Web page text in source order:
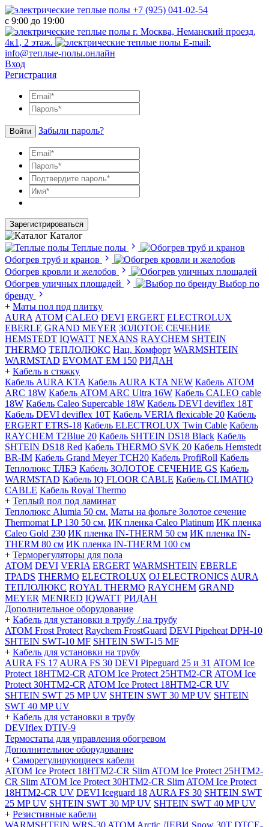
+7 (925) 041-02-54
с 9:00 до 19:00
г. Москва, Неманский проезд,
4к1, 2 этаж.
E-mail:
info@теплые-полы.онлайн
Вход
Регистрация
Войти Забыли пароль?
Зарегистрироваться
Каталог
Теплые полы
Обогрев труб и кранов
Обогрев кровли и желобов
Обогрев уличных площадей
Выбор по
бренду
+ Маты пол под плитку
AURA АТОМ CALEO DEVI ERGERT ELECTROLUX
EBERLE GRAND MEYER ЗОЛОТОЕ СЕЧЕНИЕ
HEMSTEDT IQWATT NEXANS RAYCHEM SHTEIN
THERMO ТЕПЛОЛЮКС Нац. Комфорт WARMSHTEIN
WARMSTAD EVOMAT EM 150 РИДАН
+ Кабель в стяжку
Кабель AURA KTA Кабель AURA KTA NEW Кабель ATOM
ARC 18W Кабель ATOM ARC Ultra 16W Кабель CALEO cable
18W Кабель Caleo Supercable 18W Кабель DEVI deviflex 18T
Кабель DEVI deviflex 10T Кабель VERIA flexicable 20 Кабель
ERGERT ETRS-18 Кабель ELECTROLUX Twin Cable Кабель
RAYCHEM T2Blue 20 Кабель SHTEIN DS18 Black Кабель
SHTEIN DS18 Red Кабель THERMO SVK 20 Кабель Hemstedt
BR-IM Кабель Grand Meyer TCH20 Кабель ProfiRoll Кабель
Теплолюкс ТЛБЭ Кабель ЗОЛОТОЕ СЕЧЕНИЕ GS Кабель
WARMSTAD Кабель IQ FLOOR CABLE Кабель CLIMATIQ
CABLE Кабель Royal Thermo
+ Теплый пол под ламинат
Теплолюкс Alumia 50 см. Маты на фольге Золотое сечение
Thermomat LP 130 50 cм. ИК пленка Caleo Platinum ИК пленка
Caleo Gold 230 ИК пленка IN-THERM 50 см ИК пленка IN-
THERM 80 см ИК пленка IN-THERM 100 см
+ Терморегуляторы для пола
ATOM DEVI VERIA ERGERT WARMSHTEIN EBERLE
TPADS THERMO ELECTROLUX OJ ELECTRONICS AURA
ТЕПЛОЛЮКС ROYAL THERMO RAYCHEM GRAND
MEYER MENRED IQWATT РИДАН
Дополнительное оборудование
+ Кабель для установки в трубу / на трубу
ATOM Frost Protect Raychem FrostGuard DEVI Pipeheat DPH-10
SHTEIN SWT-10 MF SHTEIN SWT-15 MF
+ Кабель для установки на трубу
AURA FS 17 AURA FS 30 DEVI Pipeguard 25 и 31 ATOM Ice
Protect 18HTM2-CR ATOM Ice Protect 25HTM2-CR ATOM Ice
Protect 30HTM2-CR ATOM Ice Protect 18HTM2-CR UV
SHTEIN SWT 25 MP UV SHTEIN SWT 30 MP UV SHTEIN
SWT 40 MP UV
+ Кабель для установки в трубу
DEVIflex DTIV-9
Термостаты для управления обогревом
Дополнительное оборудование
+ Саморегулирующиеся кабели
ATOM Ice Protect 18HTM2-CR Slim ATOM Ice Protect 25HTM2-
CR Slim ATOM Ice Protect 30HTM2-CR Slim ATOM Ice Protect
18HTM2-CR UV DEVI Iceguard 18 AURA FS 30 SHTEIN SWT
25 MP UV SHTEIN SWT 30 MP UV SHTEIN SWT 40 MP UV
+ Резистивные кабели
WARMSHTEIN WRS-30 ATOM Arctic ДЕВИ Snow 30T DTCE-